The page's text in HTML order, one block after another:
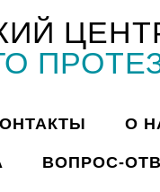
О
ВОПРОС-